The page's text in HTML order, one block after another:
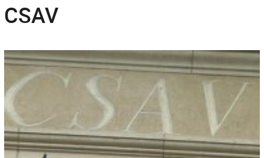
CSAV